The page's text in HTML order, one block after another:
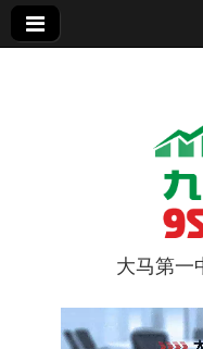
9点股
大马第一